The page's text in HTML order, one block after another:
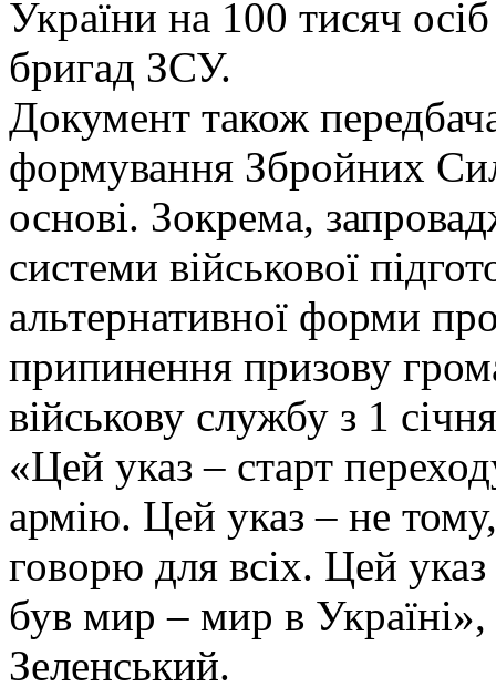
України на 100 тисяч
бригад ЗСУ.
Документ також
формування Збройних
основі. Зокрема,
системи військової
альтернативної форми
припинення призову
військову службу з 1
«Цей указ – старт
армію. Цей указ – не
говорю для всіх. Цей
був мир – мир в
Зеленський.